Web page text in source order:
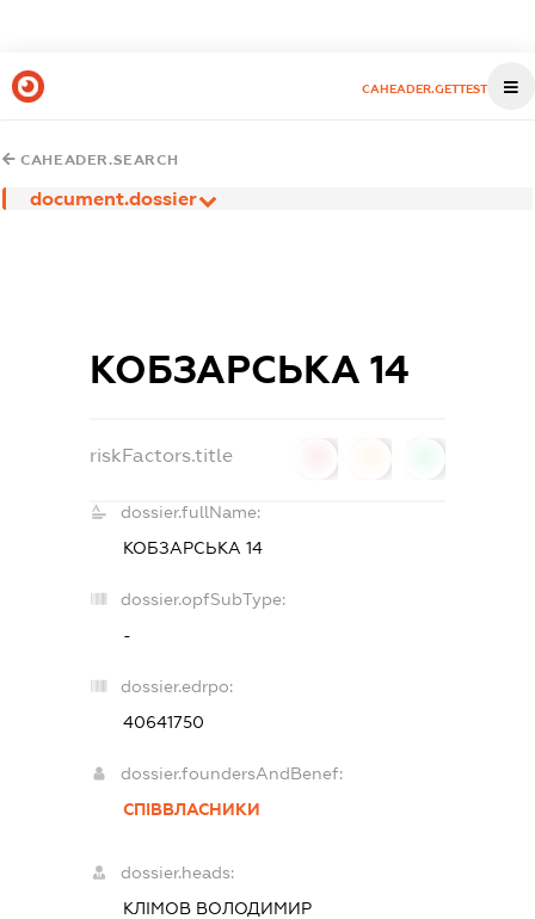
CAHEADER.GETTEST
CAHEADER.SEARCH
document.dossier
КОБЗАРСЬКА 14
riskFactors.title
dossier.fullName:
КОБЗАРСЬКА 14
dossier.opfSubType:
-
dossier.edrpo:
40641750
dossier.foundersAndBenef:
СПІВВЛАСНИКИ
dossier.heads:
КЛІМОВ ВОЛОДИМИР